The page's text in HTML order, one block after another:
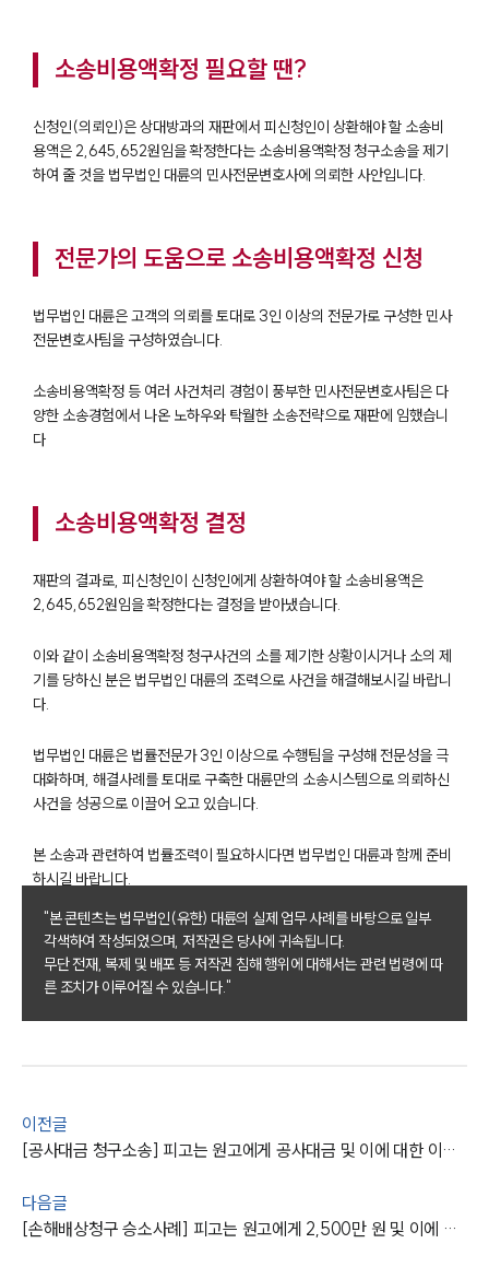
그룹소개
그룹소개
대륜의 강점
오시는 길
고객의 소리
업무사례
법률정보
소송비용액확정 필요할 땐?
신청인(의뢰인)은 상대방과의 재판에서 피신청인이 상환해야 할 소송비
용액은 2,645,652원임을 확정한다는 소송비용액확정 청구소송을 제기
하여 줄 것을 법무법인 대륜의 민사전문변호사에 의뢰한 사안입니다.
전문가의 도움으로 소송비용액확정 신청
법무법인 대륜은 고객의 의뢰를 토대로 3인 이상의 전문가로 구성한 민사
전문변호사팀을 구성하였습니다.
소송비용액확정 등 여러 사건처리 경험이 풍부한 민사전문변호사팀은 다
양한 소송경험에서 나온 노하우와 탁월한 소송전략으로 재판에 임했습니
다
소송비용액확정 결정
재판의 결과로, 피신청인이 신청인에게 상환하여야 할 소송비용액은
2,645,652원임을 확정한다는 결정을 받아냈습니다.
이와 같이 소송비용액확정 청구사건의 소를 제기한 상황이시거나 소의 제
기를 당하신 분은 법무법인 대륜의 조력으로 사건을 해결해보시길 바랍니
다.
법무법인 대륜은 법률전문가 3인 이상으로 수행팀을 구성해 전문성을 극
대화하며, 해결사례를 토대로 구축한 대륜만의 소송시스템으로 의뢰하신
사건을 성공으로 이끌어 오고 있습니다.
본 소송과 관련하여 법률조력이 필요하시다면 법무법인 대륜과 함께 준비
하시길 바랍니다.
"본 콘텐츠는 법무법인(유한) 대륜의 실제 업무 사례를 바탕으로 일부
각색하여 작성되었으며, 저작권은 당사에 귀속됩니다.
무단 전재, 복제 및 배포 등 저작권 침해 행위에 대해서는 관련 법령에 따
른 조치가 이루어질 수 있습니다."
이전글
[공사대금 청구소송] 피고는 원고에게 공사대금 및 이에 대한 이자를 지급하라는 판결을 받아냄
다음글
[손해배상청구 승소사례] 피고는 원고에게 2,500만 원 및 이에 대한 이자를 지급하라는 판결을 받아냄